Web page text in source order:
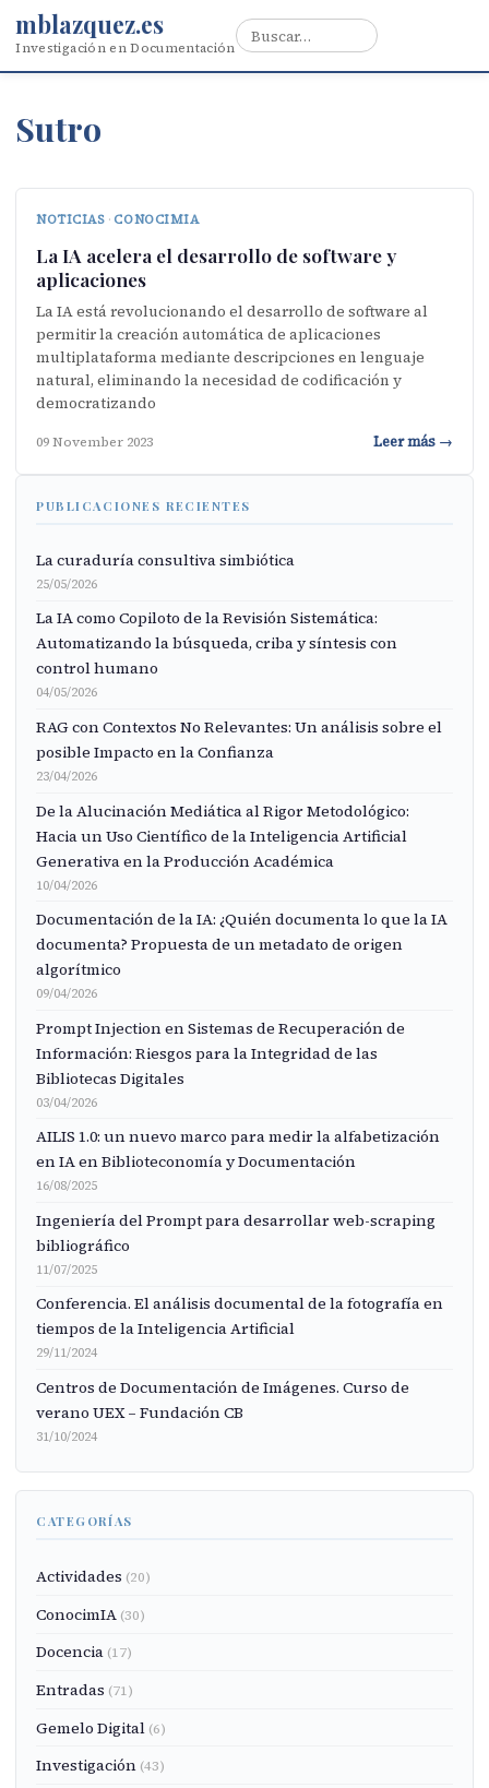
mblazquez.es
Investigación en Documentación
Sutro
NOTICIAS · CONOCIMIA
La IA acelera el desarrollo de software y
aplicaciones
La IA está revolucionando el desarrollo de software al
permitir la creación automática de aplicaciones
multiplataforma mediante descripciones en lenguaje
natural, eliminando la necesidad de codificación y
democratizando
09 November 2023 Leer más →
PUBLICACIONES RECIENTES
La curaduría consultiva simbiótica
25/05/2026
La IA como Copiloto de la Revisión Sistemática:
Automatizando la búsqueda, criba y síntesis con
control humano
04/05/2026
RAG con Contextos No Relevantes: Un análisis sobre el
posible Impacto en la Confianza
23/04/2026
De la Alucinación Mediática al Rigor Metodológico:
Hacia un Uso Científico de la Inteligencia Artificial
Generativa en la Producción Académica
10/04/2026
Documentación de la IA: ¿Quién documenta lo que la IA
documenta? Propuesta de un metadato de origen
algorítmico
09/04/2026
Prompt Injection en Sistemas de Recuperación de
Información: Riesgos para la Integridad de las
Bibliotecas Digitales
03/04/2026
AILIS 1.0: un nuevo marco para medir la alfabetización
en IA en Biblioteconomía y Documentación
16/08/2025
Ingeniería del Prompt para desarrollar web-scraping
bibliográfico
11/07/2025
Conferencia. El análisis documental de la fotografía en
tiempos de la Inteligencia Artificial
29/11/2024
Centros de Documentación de Imágenes. Curso de
verano UEX – Fundación CB
31/10/2024
CATEGORÍAS
Actividades (20)
ConocimIA (30)
Docencia (17)
Entradas (71)
Gemelo Digital (6)
Investigación (43)